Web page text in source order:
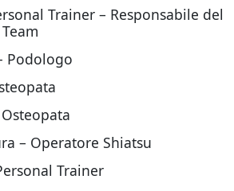
Trainer – Responsabile del
Podologo
– Operatore Shiatsu
Trainer